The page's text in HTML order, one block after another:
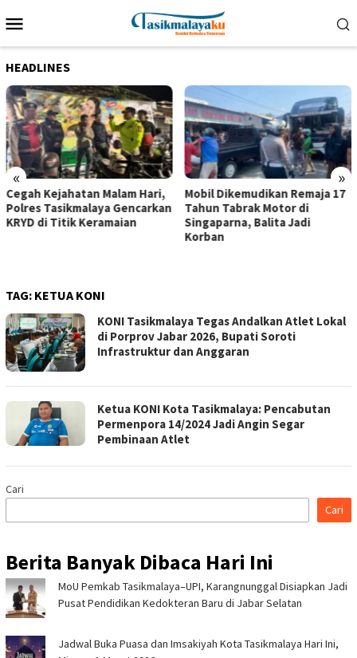
ke
Mobile
HEADLINES
« »
Cegah Kejahatan Malam Hari,
Polres Tasikmalaya Gencarkan
KRYD di Titik Keramaian
Mobil Dikemudikan Remaja 17
Tahun Tabrak Motor di
Singaparna, Balita Jadi
Korban
TAG: KETUA KONI
KONI Tasikmalaya Tegas Andalkan Atlet Lokal
di Porprov Jabar 2026, Bupati Soroti
Infrastruktur dan Anggaran
Ketua KONI Kota Tasikmalaya: Pencabutan
Permenpora 14/2024 Jadi Angin Segar
Pembinaan Atlet
Cari
Cari
Berita Banyak Dibaca Hari Ini
MoU Pemkab Tasikmalaya–UPI, Karangnunggal Disiapkan Jadi
Pusat Pendidikan Kedokteran Baru di Jabar Selatan
Jadwal Buka Puasa dan Imsakiyah Kota Tasikmalaya Hari Ini,